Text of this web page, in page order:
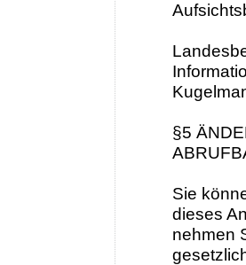
§5
Sie
dieses
nehmen